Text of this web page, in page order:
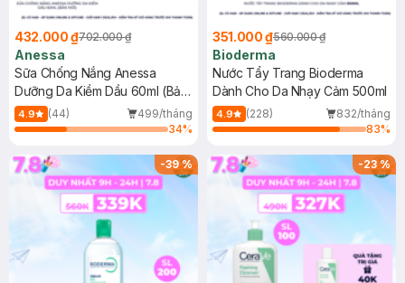
432.000 ₫702.000 ₫
Anessa
Sữa Chống Nắng Anessa
Dưỡng Da Kiềm Dầu 60ml (Bản
Mới)
4.9 (44)
499/tháng
34%
351.000 ₫560.000 ₫
Bioderma
Nước Tẩy Trang Bioderma
Dành Cho Da Nhạy Cảm 500ml
4.9 (228)
832/tháng
83%
-39% -23%